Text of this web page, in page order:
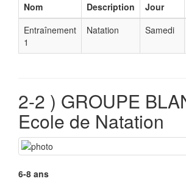
Nom Description Jour
Entraînement
1
Natation Samedi
2-2 ) GROUPE
Ecole de Natation
6-8 ans